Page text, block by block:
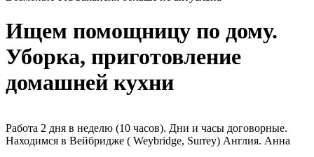
Ищем помощницу по дому.
Уборка, приготовление
домашней кухни
Работа 2 дня в неделю (10 часов). Дни и часы договорные.
Находимся в Вейбридже ( Weybridge, Surrey) Англия. Анна